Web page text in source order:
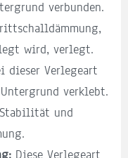
verbunden.
wird, verlegt.
dieser Verlegeart
verklebt.
und